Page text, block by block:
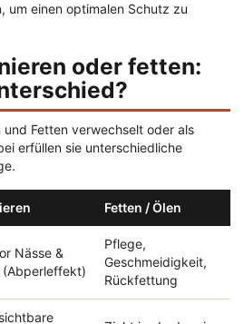
um einen optimalen Schutz zu
oder fetten:
Fetten verwechselt oder als
erfüllen sie unterschiedliche
Fetten / Ölen
Nässe &
(Abperleffekt)
Pflege,
Geschmeidigkeit,
Rückfettung